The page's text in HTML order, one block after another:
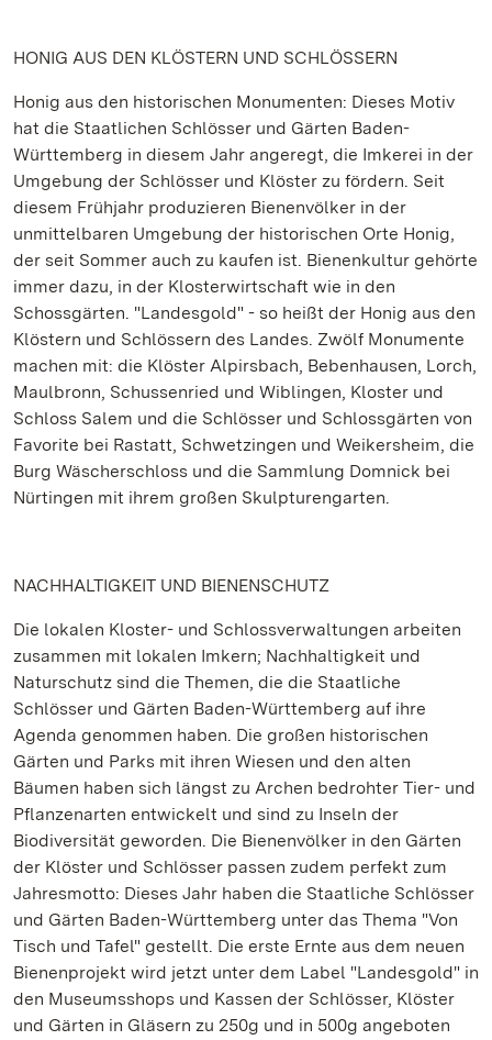
HONIG AUS DEN KLÖSTERN UND SCHLÖSSERN
Honig aus den historischen Monumenten: Dieses Motiv
hat die Staatlichen Schlösser und Gärten Baden-
Württemberg in diesem Jahr angeregt, die Imkerei in der
Umgebung der Schlösser und Klöster zu fördern. Seit
diesem Frühjahr produzieren Bienenvölker in der
unmittelbaren Umgebung der historischen Orte Honig,
der seit Sommer auch zu kaufen ist. Bienenkultur gehörte
immer dazu, in der Klosterwirtschaft wie in den
Schossgärten. "Landesgold" - so heißt der Honig aus den
Klöstern und Schlössern des Landes. Zwölf Monumente
machen mit: die Klöster Alpirsbach, Bebenhausen, Lorch,
Maulbronn, Schussenried und Wiblingen, Kloster und
Schloss Salem und die Schlösser und Schlossgärten von
Favorite bei Rastatt, Schwetzingen und Weikersheim, die
Burg Wäscherschloss und die Sammlung Domnick bei
Nürtingen mit ihrem großen Skulpturengarten.
NACHHALTIGKEIT UND BIENENSCHUTZ
Die lokalen Kloster- und Schlossverwaltungen arbeiten
zusammen mit lokalen Imkern; Nachhaltigkeit und
Naturschutz sind die Themen, die die Staatliche
Schlösser und Gärten Baden-Württemberg auf ihre
Agenda genommen haben. Die großen historischen
Gärten und Parks mit ihren Wiesen und den alten
Bäumen haben sich längst zu Archen bedrohter Tier- und
Pflanzenarten entwickelt und sind zu Inseln der
Biodiversität geworden. Die Bienenvölker in den Gärten
der Klöster und Schlösser passen zudem perfekt zum
Jahresmotto: Dieses Jahr haben die Staatliche Schlösser
und Gärten Baden-Württemberg unter das Thema "Von
Tisch und Tafel" gestellt. Die erste Ernte aus dem neuen
Bienenprojekt wird jetzt unter dem Label "Landesgold" in
den Museumsshops und Kassen der Schlösser, Klöster
und Gärten in Gläsern zu 250g und in 500g angeboten